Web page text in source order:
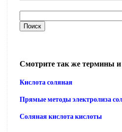
Смотрите так же термины и
Кислота соляная
Прямые методы электролиза
Соляная кислота кислоты